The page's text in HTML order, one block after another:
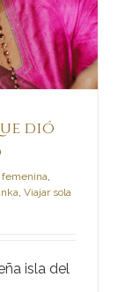
dió
Viajar sola
isla del